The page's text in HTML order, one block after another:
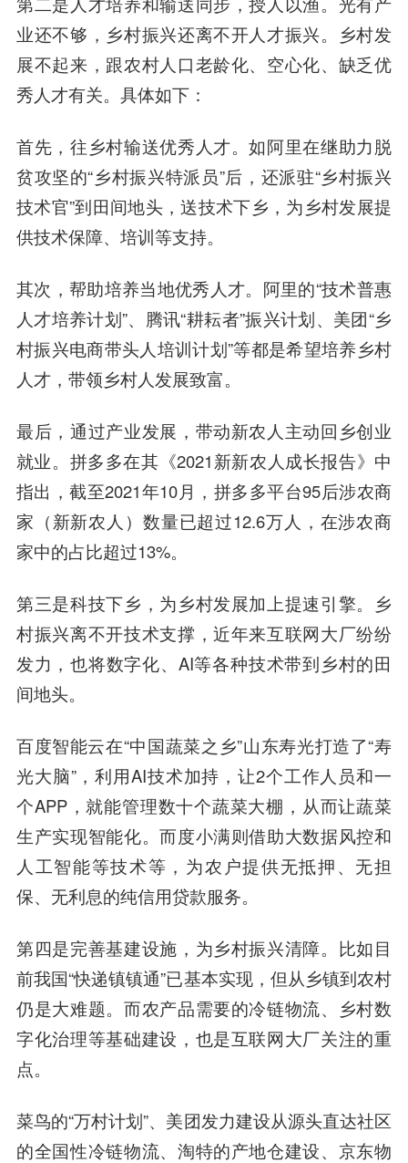
业还不够，乡村振兴还离不开人才振兴。乡村发
展不起来，跟农村人口老龄化、空心化、缺乏优
秀人才有关。具体如下：
首先，往乡村输送优秀人才。如阿里在继助力脱
贫攻坚的“乡村振兴特派员”后，还派驻“乡村振兴
技术官”到田间地头，送技术下乡，为乡村发展提
供技术保障、培训等支持。
其次，帮助培养当地优秀人才。阿里的“技术普惠
人才培养计划”、腾讯“耕耘者”振兴计划、美团“乡
村振兴电商带头人培训计划”等都是希望培养乡村
人才，带领乡村人发展致富。
最后，通过产业发展，带动新农人主动回乡创业
就业。拼多多在其《2021新新农人成长报告》中
指出，截至2021年10月，拼多多平台95后涉农商
家（新新农人）数量已超过12.6万人，在涉农商
家中的占比超过13%。
第三是科技下乡，为乡村发展加上提速引擎。
乡
村振兴离不开技术支撑，近年来互联网大厂纷纷
发力，也将数字化、AI等各种技术带到乡村的田
间地头。
百度智能云在“中国蔬菜之乡”山东寿光打造了“寿
光大脑”，利用AI技术加持，让2个工作人员和一
个APP，就能管理数十个蔬菜大棚，从而让蔬菜
生产实现智能化。而度小满则借助大数据风控和
人工智能等技术等，为农户提供无抵押、无担
保、无利息的纯信用贷款服务。
第四是完善基建设施，为乡村振兴清障。 比如目
前我国“快递镇镇通”已基本实现，但从乡镇到农村
仍是大难题。而农产品需要的冷链物流、乡村数
字化治理等基础建设，也是互联网大厂关注的重
点。
菜鸟的“万村计划”、美团发力建设从源头直达社区
的全国性冷链物流、淘特的产地仓建设、京东物